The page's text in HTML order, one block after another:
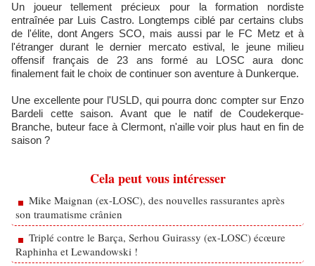
Un joueur tellement précieux pour la formation nordiste
entraînée par Luis Castro. Longtemps ciblé par certains clubs
de l'élite, dont Angers SCO, mais aussi par le FC Metz et à
l'étranger durant le dernier mercato estival, le jeune milieu
offensif français de 23 ans formé au LOSC aura donc
finalement fait le choix de continuer son aventure à Dunkerque.
Une excellente pour l'USLD, qui pourra donc compter sur Enzo
Bardeli cette saison. Avant que le natif de Coudekerque-
Branche, buteur face à Clermont, n'aille voir plus haut en fin de
saison ?
Cela peut vous intéresser
Mike Maignan (ex-LOSC), des nouvelles rassurantes après
son traumatisme crânien
Triplé contre le Barça, Serhou Guirassy (ex-LOSC) écœure
Raphinha et Lewandowski !